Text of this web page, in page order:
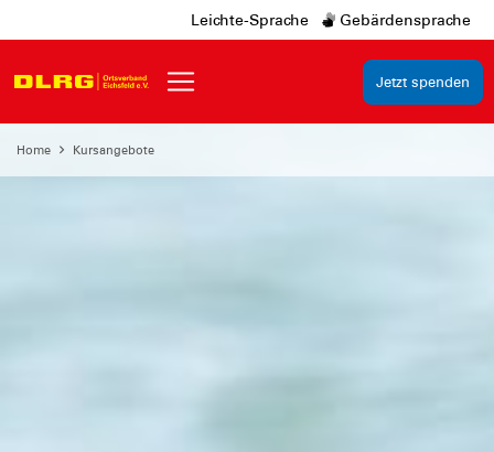
Leichte-Sprache Gebärdensprache
Jetzt spenden
Home Kursangebote